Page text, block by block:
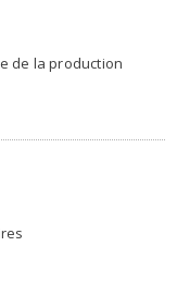
de la production